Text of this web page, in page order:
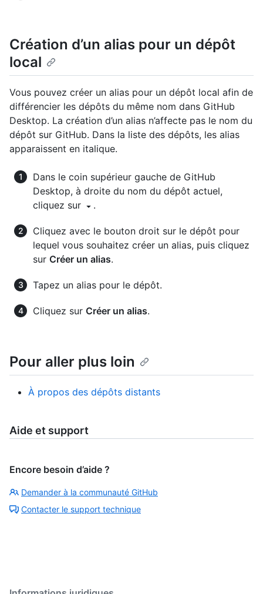
Création d’un alias pour un dépôt
local
Vous pouvez créer un alias pour un dépôt local afin de
différencier les dépôts du même nom dans GitHub
Desktop. La création d’un alias n’affecte pas le nom du
dépôt sur GitHub. Dans la liste des dépôts, les alias
apparaissent en italique.
Dans le coin supérieur gauche de GitHub
Desktop, à droite du nom du dépôt actuel,
cliquez sur
.
Cliquez avec le bouton droit sur le dépôt pour
lequel vous souhaitez créer un alias, puis cliquez
sur Créer un alias.
Tapez un alias pour le dépôt.
Cliquez sur Créer un alias.
Pour aller plus loin
À propos des dépôts distants
Aide et support
Encore besoin d’aide ?
Demander à la communauté GitHub
Contacter le support technique